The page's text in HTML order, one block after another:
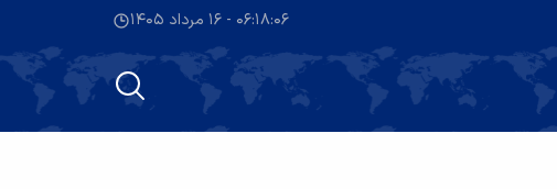
۰۶:۱۸:۰۷ - ۱۶ مرداد ۱۴۰۵